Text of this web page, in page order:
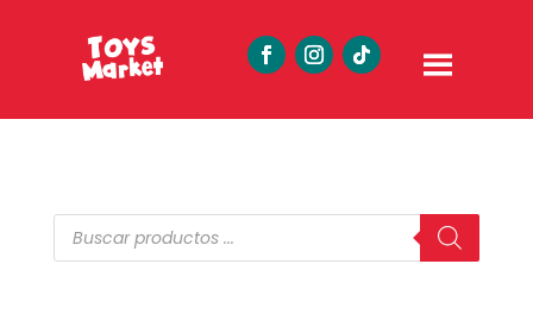
Búsqueda
de
productos